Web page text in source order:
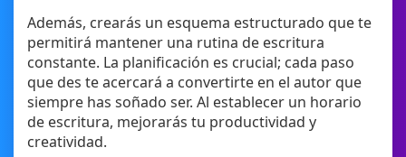
Además, crearás un esquema estructurado que te
permitirá mantener una rutina de escritura
constante. La planificación es crucial; cada paso
que des te acercará a convertirte en el autor que
siempre has soñado ser. Al establecer un horario
de escritura, mejorarás tu productividad y
creatividad.